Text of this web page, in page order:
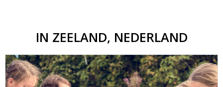
IN ZEELAND, NEDERLAND